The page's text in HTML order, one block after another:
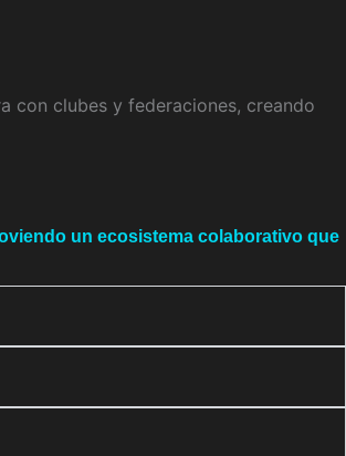
con clubes y federaciones, creando
un ecosistema colaborativo que